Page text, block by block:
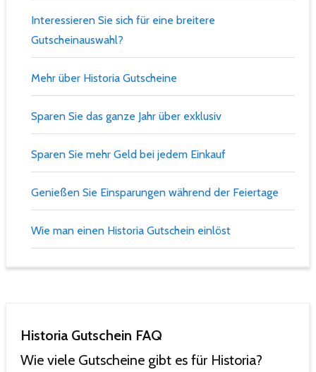
Interessieren Sie sich für eine breitere
Gutscheinauswahl?
Mehr über Historia Gutscheine
Sparen Sie das ganze Jahr über exklusiv
Sparen Sie mehr Geld bei jedem Einkauf
Genießen Sie Einsparungen während der Feiertage
Wie man einen Historia Gutschein einlöst
Historia Gutschein FAQ
Wie viele Gutscheine gibt es für Historia?